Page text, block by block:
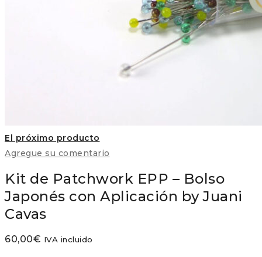
El próximo producto
Agregue su comentario
Kit de Patchwork EPP – Bolso
Japonés con Aplicación by Juani
Cavas
60,00€ IVA incluido